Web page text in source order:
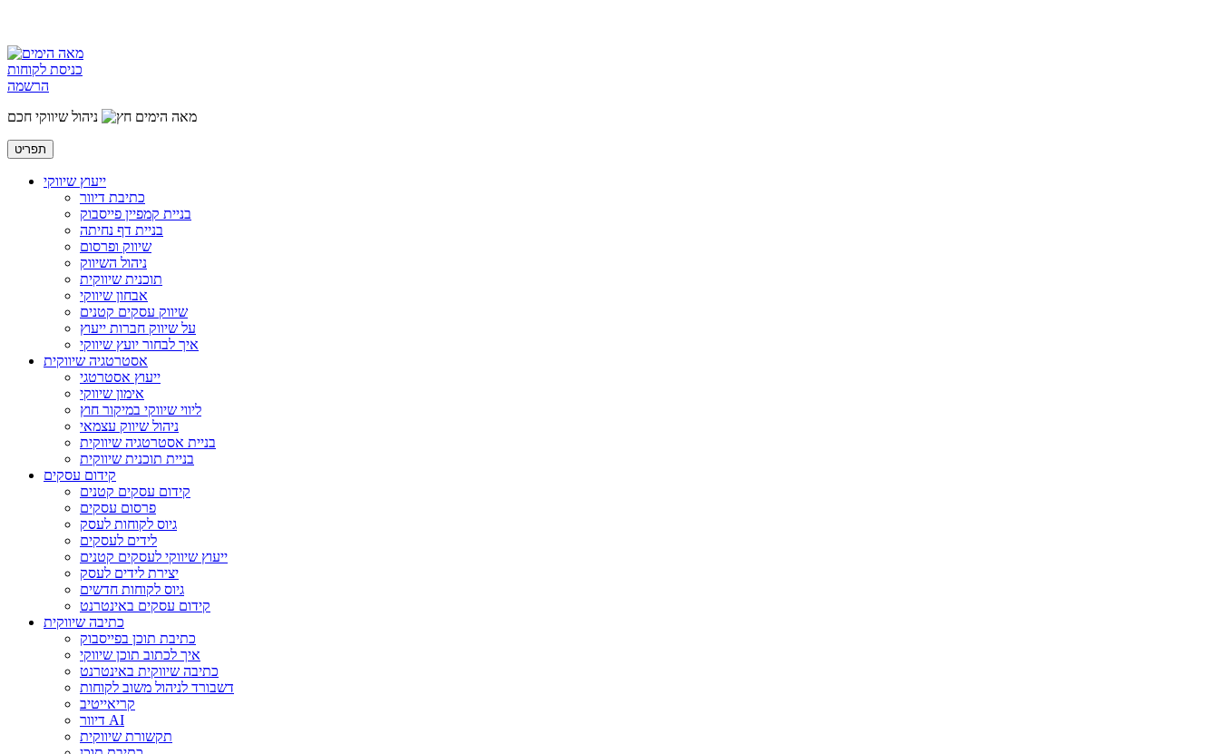
כניסת לקוחות
הרשמה
מאה הימים
ניהול שיווקי חכם
תפריט
ייעוץ שיווקי
כתיבת דיוור
בניית קמפיין פייסבוק
בניית דף נחיתה
שיווק ופרסום
ניהול השיווק
תוכנית שיווקית
אבחון שיווקי
שיווק עסקים קטנים
על שיווק חברות ייעוץ
איך לבחור יועץ שיווקי
אסטרטגיה שיווקית
ייעוץ אסטרטגי
אימון שיווקי
ליווי שיווקי במיקור חוץ
ניהול שיווק עצמאי
בניית אסטרטגיה שיווקית
בניית תוכנית שיווקית
קידום עסקים
קידום עסקים קטנים
פרסום עסקים
גיוס לקוחות לעסק
לידים לעסקים
ייעוץ שיווקי לעסקים קטנים
יצירת לידים לעסק
גיוס לקוחות חדשים
קידום עסקים באינטרנט
כתיבה שיווקית
כתיבת תוכן בפייסבוק
איך לכתוב תוכן שיווקי
כתיבה שיווקית באינטרנט
דשבורד לניהול משוב לקוחות
קריאייטיב
דיוור AI
תקשורת שיווקית